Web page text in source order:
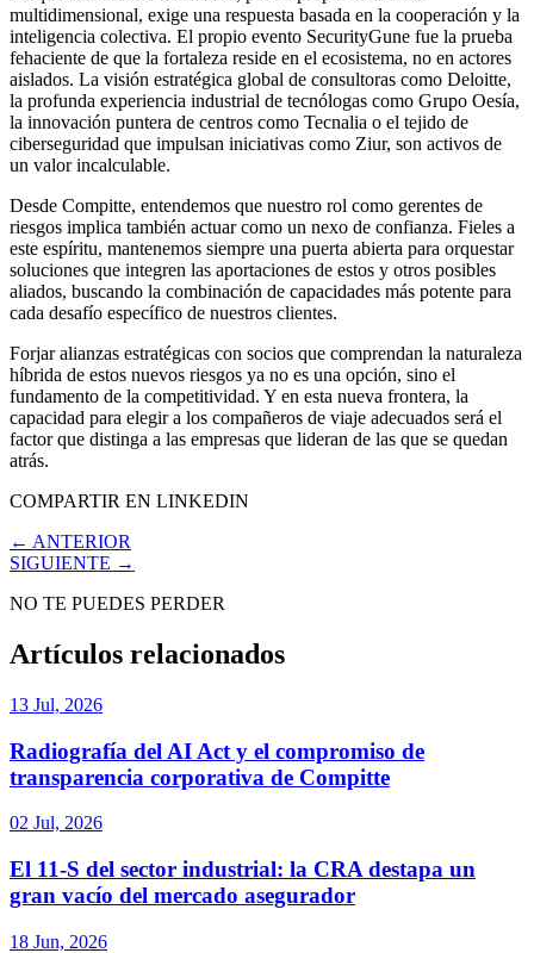
multidimensional, exige una respuesta basada en la cooperación y la
inteligencia colectiva. El propio evento SecurityGune fue la prueba
fehaciente de que la fortaleza reside en el ecosistema, no en actores
aislados. La visión estratégica global de consultoras como Deloitte,
la profunda experiencia industrial de tecnólogas como Grupo Oesía,
la innovación puntera de centros como Tecnalia o el tejido de
ciberseguridad que impulsan iniciativas como Ziur, son activos de
un valor incalculable.
Desde Compitte, entendemos que nuestro rol como gerentes de
riesgos implica también actuar como un nexo de confianza. Fieles a
este espíritu, mantenemos siempre una puerta abierta para orquestar
soluciones que integren las aportaciones de estos y otros posibles
aliados, buscando la combinación de capacidades más potente para
cada desafío específico de nuestros clientes.
Forjar alianzas estratégicas con socios que comprendan la naturaleza
híbrida de estos nuevos riesgos ya no es una opción, sino el
fundamento de la competitividad. Y en esta nueva frontera, la
capacidad para elegir a los compañeros de viaje adecuados será el
factor que distinga a las empresas que lideran de las que se quedan
atrás.
COMPARTIR EN LINKEDIN
← ANTERIOR
SIGUIENTE →
NO TE PUEDES PERDER
Artículos relacionados
13 Jul, 2026
Radiografía del AI Act y el compromiso de
transparencia corporativa de Compitte
02 Jul, 2026
El 11-S del sector industrial: la CRA destapa un
gran vacío del mercado asegurador
18 Jun, 2026